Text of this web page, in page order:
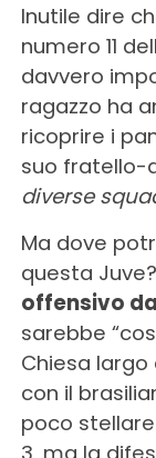
Inutile dire
numero 11
davvero
ragazzo ha
ricoprire i
suo fratello-
diverse
Ma dove
questa
offensivo
sarebbe
Chiesa
con il
poco